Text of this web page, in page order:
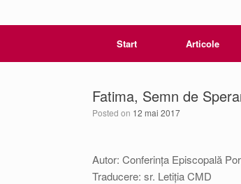
Start Articole
Fatima, Semn de
Posted on 12 mai 2017
Autor: Conferința Episcopală
Traducere: sr. Letiția CMD